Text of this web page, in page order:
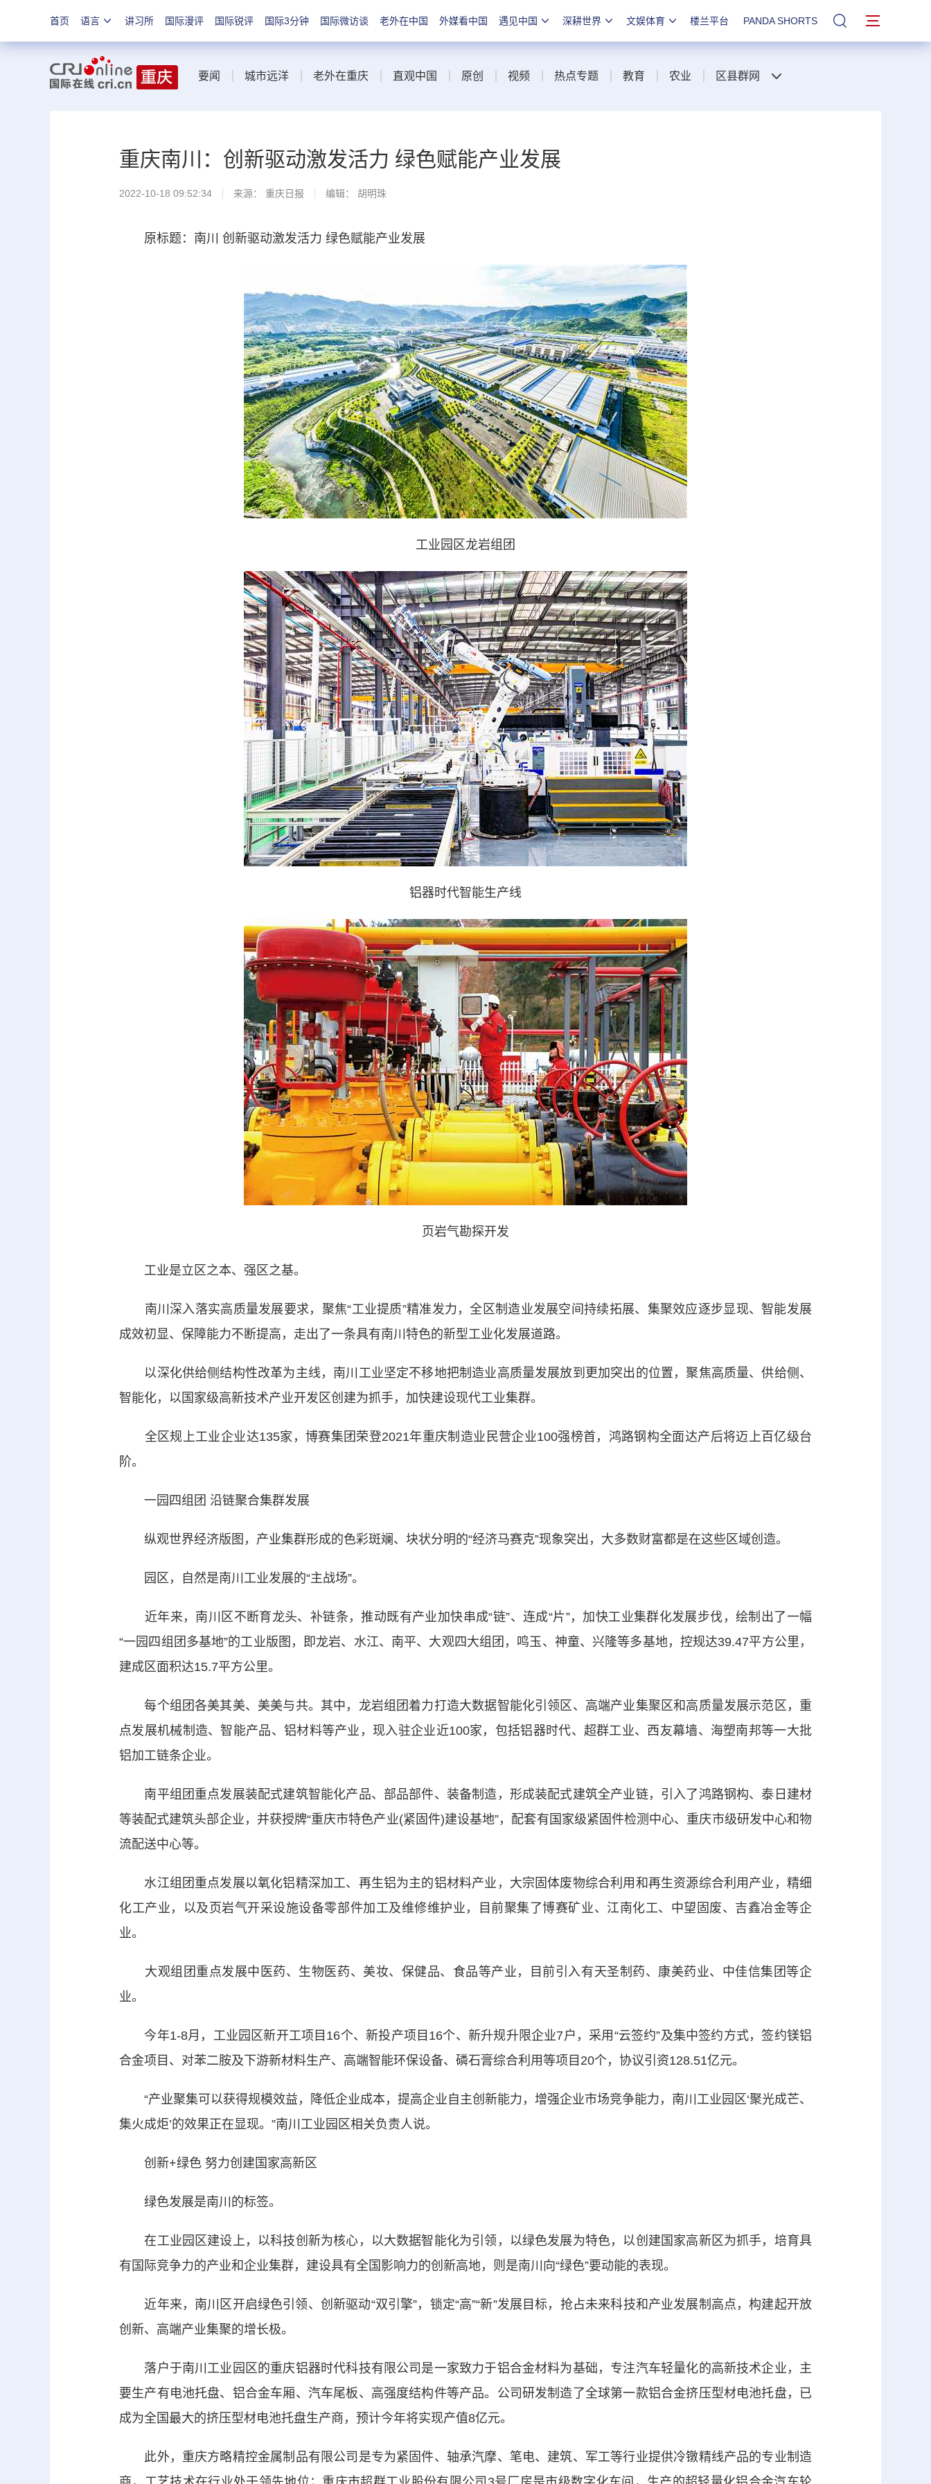
首页 语言 讲习所 国际漫评 国际锐评 国际3分钟 国际微访谈 老外在中国 外媒看中国 遇见中国 深耕世界 文娱体育 楼兰平台 PANDA SHORTS 站内搜索
要闻 城市远洋 老外在重庆 直观中国 原创 视频 热点专题 教育 农业 区县群网
重庆南川：创新驱动激发活力 绿色赋能产业发展
2022-10-18 09:52:34 来源： 重庆日报 编辑： 胡明珠
原标题：南川 创新驱动激发活力 绿色赋能产业发展
工业园区龙岩组团
​铝器时代智能生产线
页岩气勘探开发
工业是立区之本、强区之基。
南川深入落实高质量发展要求，聚焦“工业提质”精准发力，全区制造业发展空间持续拓展、集聚效应逐步显现、智能发展
成效初显、保障能力不断提高，走出了一条具有南川特色的新型工业化发展道路。
以深化供给侧结构性改革为主线，南川工业坚定不移地把制造业高质量发展放到更加突出的位置，聚焦高质量、供给侧、
智能化，以国家级高新技术产业开发区创建为抓手，加快建设现代工业集群。
全区规上工业企业达135家，博赛集团荣登2021年重庆制造业民营企业100强榜首，鸿路钢构全面达产后将迈上百亿级台
阶。
一园四组团 沿链聚合集群发展
纵观世界经济版图，产业集群形成的色彩斑斓、块状分明的“经济马赛克”现象突出，大多数财富都是在这些区域创造。
园区，自然是南川工业发展的“主战场”。
近年来，南川区不断育龙头、补链条，推动既有产业加快串成“链”、连成“片”，加快工业集群化发展步伐，绘制出了一幅
“一园四组团多基地”的工业版图，即龙岩、水江、南平、大观四大组团，鸣玉、神童、兴隆等多基地，控规达39.47平方公里，
建成区面积达15.7平方公里。
每个组团各美其美、美美与共。其中，龙岩组团着力打造大数据智能化引领区、高端产业集聚区和高质量发展示范区，重
点发展机械制造、智能产品、铝材料等产业，现入驻企业近100家，包括铝器时代、超群工业、西友幕墙、海塑南邦等一大批
铝加工链条企业。
南平组团重点发展装配式建筑智能化产品、部品部件、装备制造，形成装配式建筑全产业链，引入了鸿路钢构、泰日建材
等装配式建筑头部企业，并获授牌“重庆市特色产业(紧固件)建设基地”，配套有国家级紧固件检测中心、重庆市级研发中心和物
流配送中心等。
水江组团重点发展以氧化铝精深加工、再生铝为主的铝材料产业，大宗固体废物综合利用和再生资源综合利用产业，精细
化工产业，以及页岩气开采设施设备零部件加工及维修维护业，目前聚集了博赛矿业、江南化工、中望固废、吉鑫冶金等企
业。
大观组团重点发展中医药、生物医药、美妆、保健品、食品等产业，目前引入有天圣制药、康美药业、中佳信集团等企
业。
今年1-8月，工业园区新开工项目16个、新投产项目16个、新升规升限企业7户，采用“云签约”及集中签约方式，签约镁铝
合金项目、对苯二胺及下游新材料生产、高端智能环保设备、磷石膏综合利用等项目20个，协议引资128.51亿元。
“产业聚集可以获得规模效益，降低企业成本，提高企业自主创新能力，增强企业市场竞争能力，南川工业园区‘聚光成芒、
集火成炬’的效果正在显现。”南川工业园区相关负责人说。
创新+绿色 努力创建国家高新区
绿色发展是南川的标签。
在工业园区建设上，以科技创新为核心，以大数据智能化为引领，以绿色发展为特色，以创建国家高新区为抓手，培育具
有国际竞争力的产业和企业集群，建设具有全国影响力的创新高地，则是南川向“绿色”要动能的表现。
近年来，南川区开启绿色引领、创新驱动“双引擎”，锁定“高”“新”发展目标，抢占未来科技和产业发展制高点，构建起开放
创新、高端产业集聚的增长极。
落户于南川工业园区的重庆铝器时代科技有限公司是一家致力于铝合金材料为基础，专注汽车轻量化的高新技术企业，主
要生产有电池托盘、铝合金车厢、汽车尾板、高强度结构件等产品。公司研发制造了全球第一款铝合金挤压型材电池托盘，已
成为全国最大的挤压型材电池托盘生产商，预计今年将实现产值8亿元。
此外，重庆方略精控金属制品有限公司是专为紧固件、轴承汽摩、笔电、建筑、军工等行业提供冷镦精线产品的专业制造